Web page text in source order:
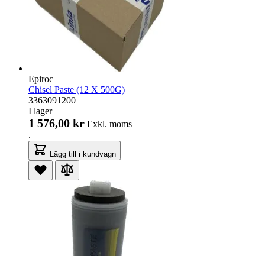
Epiroc
Chisel Paste (12 X 500G)
3363091200
I lager
1 576,00 kr Exkl. moms
.
Lägg till i kundvagn